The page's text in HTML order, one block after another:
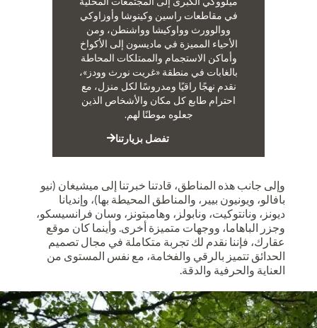
في مقاطعات راسين وكينوشا وأوزاوكي
ووالوورث وواوكيشا وواشنطن، ومن
الأحياء المميزة في ماديسون إلى الأكواخ
وأماكن الاستجمام والممتلكات المحاطة
بالغابات في منطقة «غريت نورث وودز»،
نقدم نهجًا راقيًا ومدروسًا لكل منزل، مع
احترام طابع كل مكان والأشخاص الذين
جعلوه موطنًا لهم.
تفضل بزيارتنا
وإلى جانب هذه المناطق، قادتنا خبرتنا إلى ميشيغان (نيو
بافالو، ويونيون بيير، والمناطق المحيطة بها)، وإنديانا
ديونز، ونانتوكيت، ونابولز، وهامبتونز، وسان فرانسيسكو،
وجزر الباهاما، ووجهات متميزة أخرى. وأينما كان موقع
عقارك، فإننا نقدم لك تجربة متكاملة في مجال تصميم
الحدائق تتميز بالرقي والفخامة، مع نفس المستوى من
العناية والحرفية والدقة.